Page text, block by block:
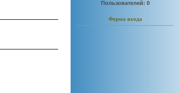
Пользователей: 0
Форма входа